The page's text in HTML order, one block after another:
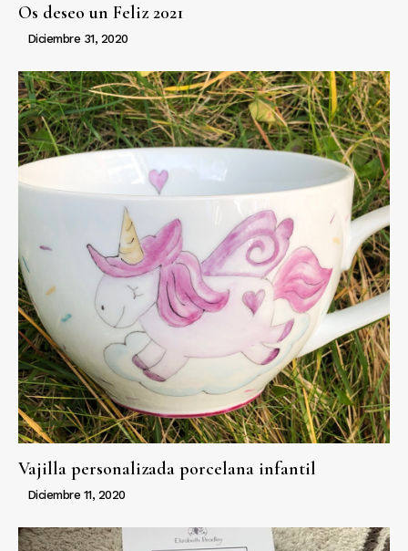
Os deseo un Feliz 2021
Diciembre 31, 2020
Vajilla personalizada porcelana infantil
Diciembre 11, 2020